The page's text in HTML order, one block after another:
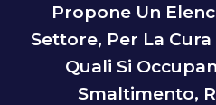
Propone Un
Settore, Per La
Quali Si
Smaltimento,